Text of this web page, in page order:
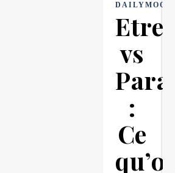
DAILYMOOD
Etre
vs
:
Ce